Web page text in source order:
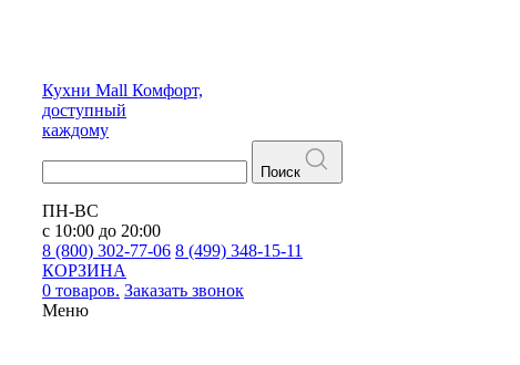
Кухни Mall Комфорт,
доступный
каждому
Поиск
ПН-ВС
с 10:00 до 20:00
8 (800) 302-77-06 8 (499) 348-15-11
КОРЗИНА
0 товаров. Заказать звонок
Меню